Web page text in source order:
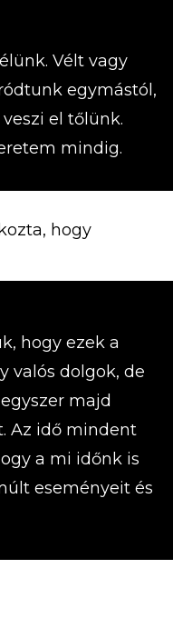
Vélt vagy
egymástól,
el tőlünk.
mindig.
hogy
hogy ezek a
valós dolgok, de
majd
Az idő mindent
a mi időnk is
eseményeit és